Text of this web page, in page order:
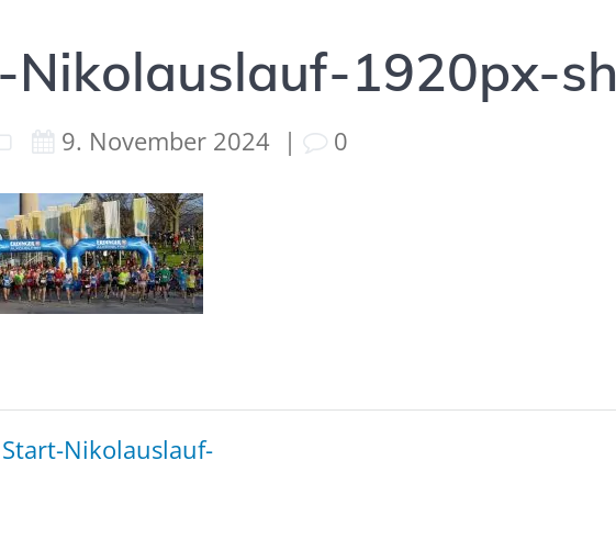
Nikolauslauf-1920px-sh
9. November 2024 | 0
Vorheriger
Start-Nikolauslauf-